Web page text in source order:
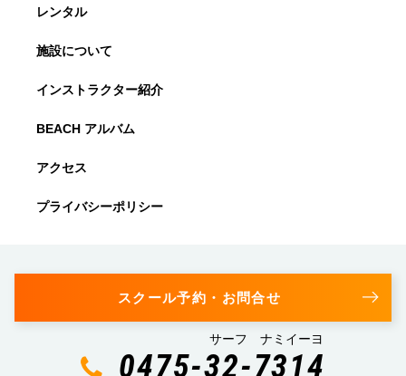
レンタル
施設について
インストラクター紹介
BEACH アルバム
アクセス
プライバシーポリシー
スクール予約・お問合せ
サーフ ナミイーヨ
0475-32-7314